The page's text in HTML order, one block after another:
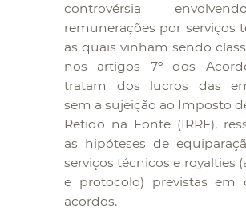
controvérsia
remunerações por serviços
as quais vinham sendo
nos artigos 7º dos
tratam dos lucros das
sem a sujeição ao Imposto
Retido na Fonte (IRRF),
as hipóteses de
serviços técnicos e royalties
e protocolo) previstas em
acordos.